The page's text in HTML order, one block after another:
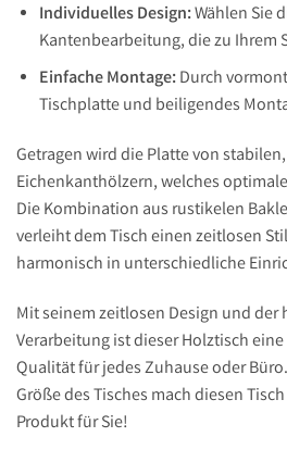
Individuelles Design:Wählen Sie
Kantenbearbeitung, die zu Ihrem
Einfache Montage:Durch
Tischplatte und beiligendes
Getragen wird die Platte von
Eichenkanthölzern, welches
Die Kombination aus rustikelen
verleiht dem Tisch einen zeitlosen
harmonisch in unterschiedliche
Mit seinem zeitlosen Design und der
Verarbeitung ist dieser Holztisch
Qualität für jedes Zuhause oder
Größe des Tisches mach diesen
Produkt für Sie!